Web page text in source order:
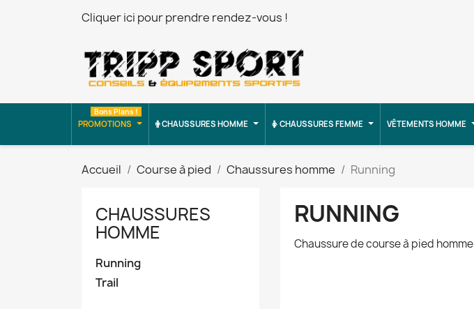
Cliquer ici pour prendre rendez-vous !
PROMOTIONS
Bons Plans !
CHAUSSURES HOMME CHAUSSURES FEMME VÊTEMENTS HOMME
Accueil Course à pied Chaussures homme Running
CHAUSSURES
HOMME
Running
Trail
RUNNING
Chaussure de course à pied homme